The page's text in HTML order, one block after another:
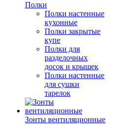
Полки
Полки настенные
кухонные
Полки закрытые
купе
Полки для
разделочных
досок и крышек
Полки настенные
для сушки
тарелок
Зонты вентиляционные